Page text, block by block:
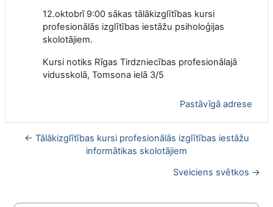
12.oktobrī 9:00 sākas tālākizglītības kursi
profesionālās izglītības iestāžu psiholoģijas
skolotājiem.
Kursi notiks Rīgas Tirdzniecības profesionālajā
vidusskolā, Tomsona ielā 3/5
Pastāvīgā adrese
← Tālākizglītības kursi profesionālās izglītības iestāžu
informātikas skolotājiem
Sveiciens svētkos →